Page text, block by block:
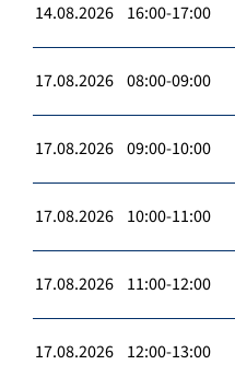
14.08.2026 16:00-17:00
17.08.2026 08:00-09:00
17.08.2026 09:00-10:00
17.08.2026 10:00-11:00
17.08.2026 11:00-12:00
17.08.2026 12:00-13:00